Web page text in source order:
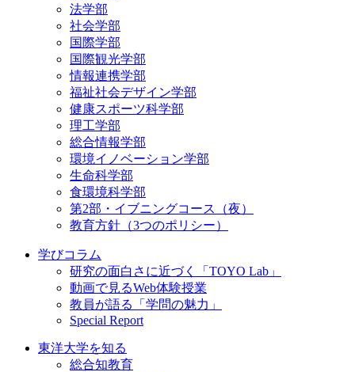
法学部
社会学部
国際学部
国際観光学部
情報連携学部
福祉社会デザイン学部
健康スポーツ科学部
理工学部
総合情報学部
環境イノベーション学部
生命科学部
食環境科学部
第2部・イブニングコース（夜）
教育方針（3つのポリシー）
学びコラム
研究の面白さに近づく「TOYO Lab」
動画で見るWeb体験授業
教員が語る「学問の魅力」
Special Report
東洋大学を知る
総合知教育